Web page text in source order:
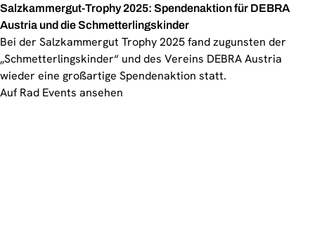
Salzkammergut-Trophy 2025: Spendenaktion für DEBRA
Austria und die Schmetterlingskinder
Bei der Salzkammergut Trophy 2025 fand zugunsten der
„Schmetterlingskinder“ und des Vereins DEBRA Austria
wieder eine großartige Spendenaktion statt.
Auf Rad Events ansehen